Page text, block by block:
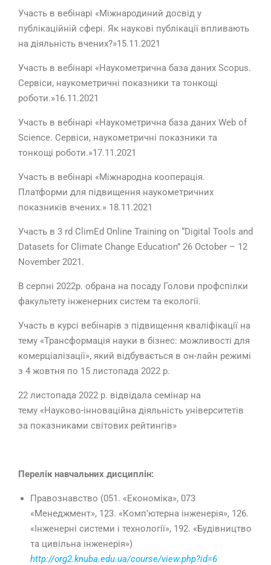
Участь в вебінарі «Міжнародиний досвід у
публікаційній сфері. Як наукові публікації впливають
на діяльність вчених?»15.11.2021
Участь в вебінарі «Наукометрична база даних Scopus.
Сервіси, наукометричні показники та тонкощі
роботи.»16.11.2021
Участь в вебінарі «Наукометрична база даних Web of
Science. Сервіси, наукометричні показники та
тонкощі роботи.»17.11.2021
Участь в вебінарі «Міжнародна кооперація.
Платформи для підвищення наукометричних
показників вчених.» 18.11.2021
Участь в 3 rd ClimEd Online Training on “Digital Tools and
Datasets for Climate Change Education” 26 October – 12
November 2021.
В серпні 2022р. обрана на посаду Голови профспілки
факультету інженерних систем та екології.
Участь в курсі вебінарів з підвищення кваліфікації на
тему «Трансформація науки в бізнес: можливості для
комерціалізації», який відбувається в он-лайн режимі
з 4 жовтня по 15 листопада 2022 р.
22 листопада 2022 р. відвідала семінар на
тему «Науково-інноваційна діяльність університетів
за показниками світових рейтингів»
Перелік навчальних дисциплін:
Правознавство (051. «Економіка», 073
«Менеджмент», 123. «Комп’ютерна інженерія», 126.
«Інженерні системи і технології», 192. «Будівництво
та цивільна інженерія»)
http://org2.knuba.edu.ua/course/view.php?id=6